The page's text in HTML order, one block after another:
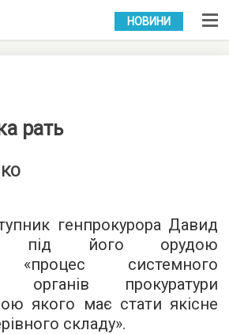
УКР РУС
НОВИНИ
рать
генпрокурора Давид
під його орудою
«процес системного
органів прокуратури
якого має стати якісне
складу».